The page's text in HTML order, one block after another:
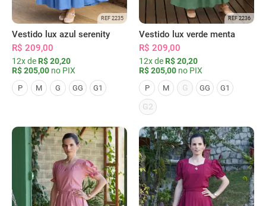
REF 2235
Vestido lux azul serenity
R$ 209,00
12x de R$ 20,20
R$ 205,00 no PIX
P M G GG G1
REF 2236
Vestido lux verde menta
R$ 209,00
12x de R$ 20,20
R$ 205,00 no PIX
P M G GG G1
G2